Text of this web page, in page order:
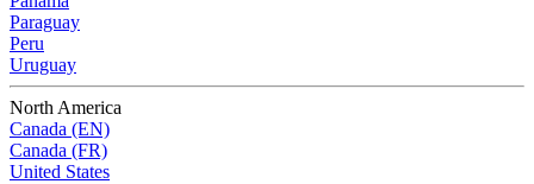
Paraguay
Peru
Uruguay
North America
Canada (EN)
Canada (FR)
United States